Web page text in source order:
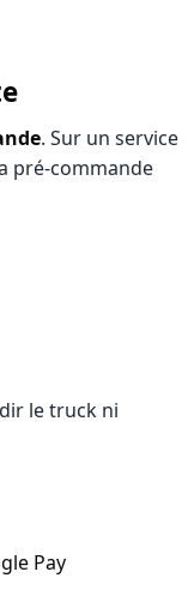
. Sur un service
pré-commande
le truck ni
Pay